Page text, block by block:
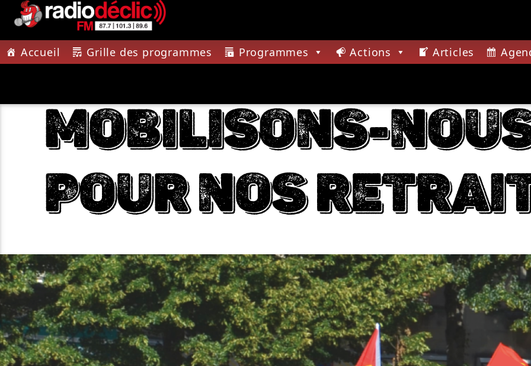
Accueil Grille des programmes Programmes Actions Articles
RADIO DÉCLIC
VOTRE RADIO
TERRES DE LORRAINE
PISTE ACTUELLE
JUNGLE FEVER
TOUT LE ROCK UNDERGROUND PRÉSENTÉ PAR SYNED